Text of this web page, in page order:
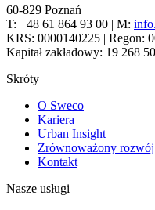
60-829 Poznań
T: +48 61 864 93 00 | M:
KRS: 0000140225 | Regon:
Kapitał zakładowy: 19 268
Skróty
O Sweco
Kariera
Urban Insight
Zrównoważony rozwój
Kontakt
Nasze usługi